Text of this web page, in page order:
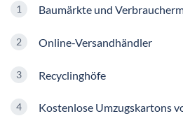
Baumärkte und
Online-Versandhändler
Recyclinghöfe
Kostenlose Umzugskartons